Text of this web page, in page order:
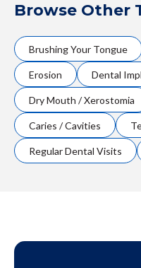
Browse Other
Brushing Your Tongue
Erosion Dental
Dry Mouth / Xerostomia
Caries / Cavities
Regular Dental Visits